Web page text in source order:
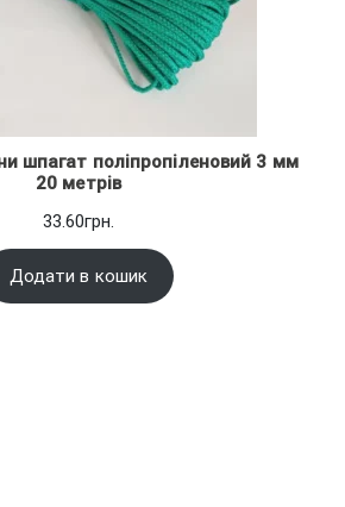
шпагат поліпропіленовий 3 мм
20 метрів
33.60грн.
Додати в кошик